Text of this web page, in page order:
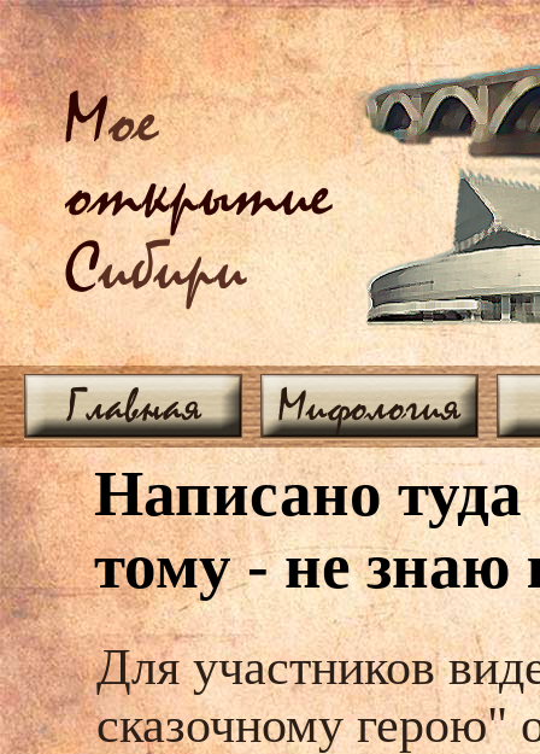
Мое
открытие
Сибири
Главная Мифология
Написано
тому - не знаю
Для участников
сказочному герою"